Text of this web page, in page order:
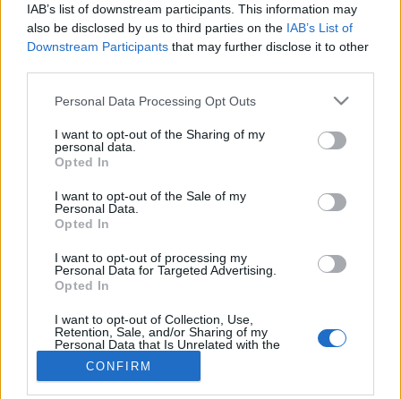
IAB’s list of downstream participants. This information may
also be disclosed by us to third parties on the IAB’s List of
Downstream Participants that may further disclose it to other
Please note that this website/app uses one or more Google
not limited to your visit or usage behaviour. You may click to
grant or deny consent to Google and its third-party tags to
use your data for below specified purposes in below Google
consent section.
Personal Data Processing Opt Outs
I want to opt-out of the Sharing of my
personal data.
Opted In
I want to opt-out of the Sale of my
Personal Data.
Opted In
I want to opt-out of processing my
Personal Data for Targeted Advertising.
Opted In
I want to opt-out of Collection, Use,
Retention, Sale, and/or Sharing of my
Personal Data that Is Unrelated with the
Purposes for which it was collected.
Opted Out
CONFIRM